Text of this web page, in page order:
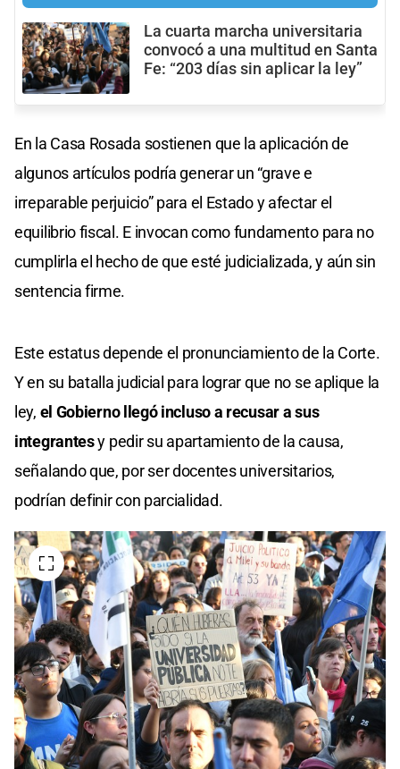
La cuarta marcha universitaria
convocó a una multitud en Santa
Fe: “203 días sin aplicar la ley”
En la Casa Rosada sostienen que la aplicación de
algunos artículos podría generar un “grave e
irreparable perjuicio” para el Estado y afectar el
equilibrio fiscal. E invocan como fundamento para no
cumplirla el hecho de que esté judicializada, y aún sin
sentencia firme.
Este estatus depende el pronunciamiento de la Corte.
Y en su batalla judicial para lograr que no se aplique la
ley, el Gobierno llegó incluso a recusar a sus
integrantesy pedir su apartamiento de la causa,
señalando que, por ser docentes universitarios,
podrían definir con parcialidad.